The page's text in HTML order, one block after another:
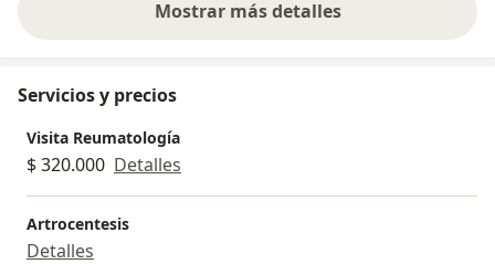
Mostrar más detalles
sobre la experiencia
Servicios y precios
Visita Reumatología
$ 320.000 Detalles
Artrocentesis
Detalles